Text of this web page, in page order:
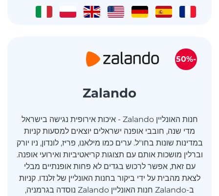
Zalando
חנות האונליין Zalando - איכות אירופית נגישה בישראל
מדי שנה, חובבי אופנה ישראלים יוצאים למסעות קניות
במדינות שונות בחו"ל. ערים כמו מילאנו, פריז, לונדון, ניו יורק
וברלין מושכות אותם עם תצוגות קריאטיביות ואירועי אופנה.
עם זאת, אפשר לרכוש בגדים לא פחות אופנתיים מבלי
לצאת מהבית על ידי ביקור בחנות האונליין של זלנדו. קניות
ב-Zalando חנות האונליין Zalando נוסדה בגרמניה,
-50%